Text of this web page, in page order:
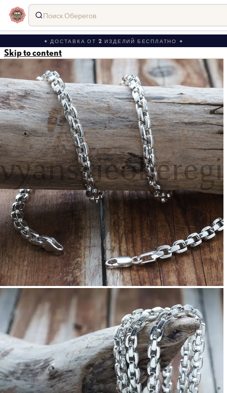
✦ ДОСТАВКА ОТ 2 ИЗДЕЛИЙ БЕСПЛАТНО ✦
Skip to content
Поиск Оберегов